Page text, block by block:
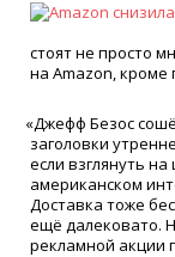
стоят не просто
на Amazon, кроме
«Джефф Безос
заголовки
если взглянуть
американском
Доставка тоже
ещё далековато.
рекламной акции